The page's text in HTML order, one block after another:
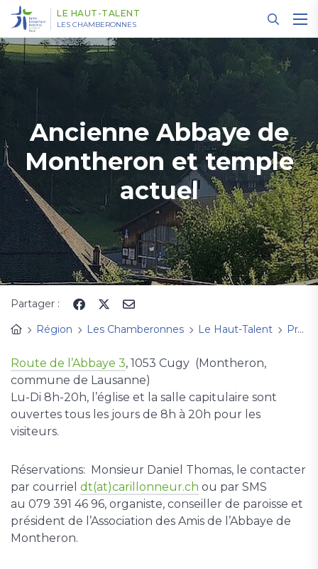
LE HAUT-TALENT
LES CHAMBERONNES
Ancienne Abbaye de
Montheron et temple
actuel
Partager :
Région
Les Chamberonnes Le Haut-Talent Pratique
Route de l’Abbaye 3, 1053 Cugy (Montheron,
commune de Lausanne)
Lu-Di 8h-20h, l’église et la salle capitulaire sont
ouvertes tous les jours de 8h à 20h pour les
visiteurs.
Réservations: Monsieur Daniel Thomas, le contacter
par courriel dt(at)carillonneur.ch ou par SMS
au 079 391 46 96, organiste, conseiller de paroisse et
président de l’Association des Amis de l’Abbaye de
Montheron.
Panneau de gestion des cookies